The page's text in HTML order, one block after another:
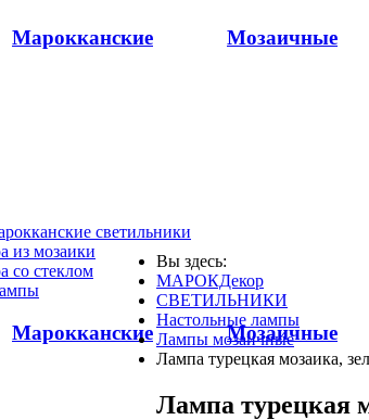
Марокканские Мозаичные
светильники
из мозаики
со стеклом
Марокканские Мозаичные
Вы здесь:
МАРОКДекор
СВЕТИЛЬНИКИ
Настольные лампы
Лампы мозаичные
Лампа турецкая мозаика,
Лампа турецкая